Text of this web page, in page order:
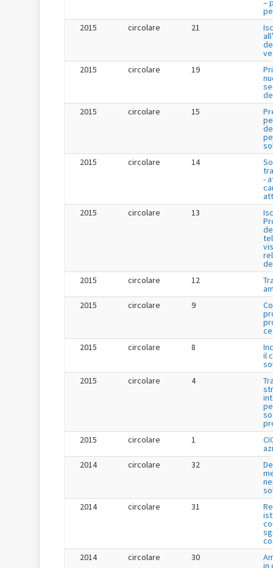
–
2015
circolare 21
2015
circolare 19
2015
circolare 15
2015
circolare 14
-
2015
circolare 13
2015
circolare 12
2015
circolare 9
2015
circolare 8
il
2015
circolare 4
2015
circolare 1
2014
circolare 32
2014
circolare 31
2014
circolare 30
in